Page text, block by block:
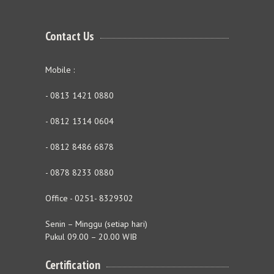
Contact Us
Mobile :
- 0813 1421 0880
- 0812 1314 0604
- 0812 8486 6878
- 0878 8233 0880
Office - 0251- 8329302
Senin – Minggu (setiap hari)
Pukul 09.00 – 20.00 WIB
Certification